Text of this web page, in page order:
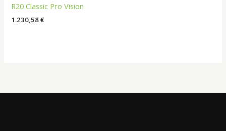
R20 Classic Pro Vision
1.230,58€